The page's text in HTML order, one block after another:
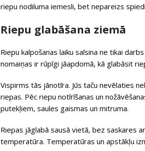
riepu nodiluma iemesli, bet nepareizs
Riepu glabāšana ziemā
Riepu kalpošanas laiku saīsina ne tikai
nomaiņas ir rūpīgi jāapdomā, kā glabāsit
Vispirms tās jānotīra. Jūs taču nevēlaties
riepas. Pēc riepu notīrīšanas un
putekļiem, saules gaismas un mitruma.
Riepas jāglabā sausā vietā, bez saskares
temperatūra. Temperatūras un apstākļu